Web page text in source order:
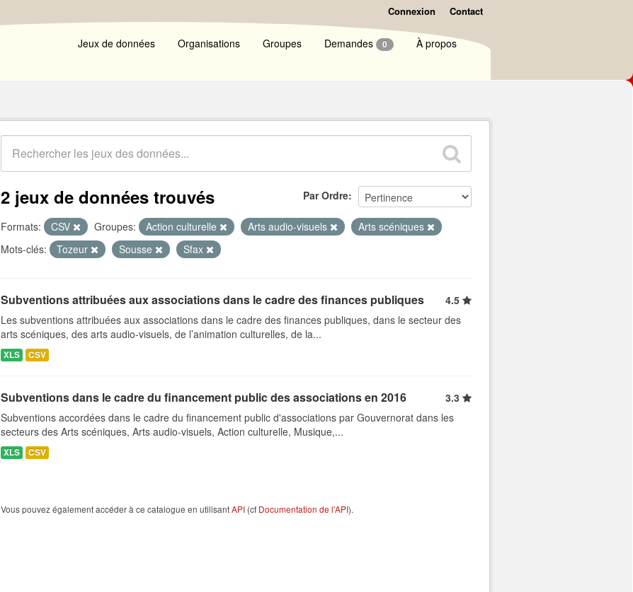
Connexion Contact
Jeux de données Organisations Groupes Demandes 0 À propos
Par Ordre
2 jeux de données trouvés
Formats: CSV Groupes: Action culturelle Arts audio-visuels
Arts scéniques
Mots-clés:
Tozeur Sousse Sfax
Subventions attribuées aux associations dans le cadre des finances publiques
4.5
Les subventions attribuées aux associations dans le cadre des finances publiques, dans le secteur des
arts scéniques, des arts audio-visuels, de l’animation culturelles, de la...
XLS CSV
Subventions dans le cadre du financement public des associations en 2016
3.3
Subventions accordées dans le cadre du financement public d'associations par Gouvernorat dans les
secteurs des Arts scéniques, Arts audio-visuels, Action culturelle, Musique,...
XLS CSV
Vous pouvez également accéder à ce catalogue en utilisantAPI (cf Documentation de l'API).